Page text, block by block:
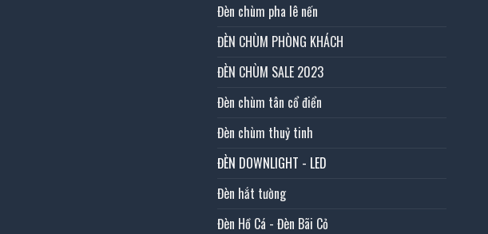
Đèn chùm pha lê nến
ĐÈN CHÙM PHÒNG KHÁCH
ĐÈN CHÙM SALE 2023
Đèn chùm tân cổ điển
Đèn chùm thuỷ tinh
ĐÈN DOWNLIGHT - LED
Đèn hắt tường
Đèn Hồ Cá - Đèn Bãi Cỏ